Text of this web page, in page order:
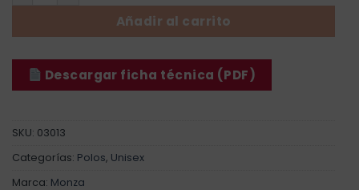
Añadir al carrito
Descargar ficha técnica (PDF)
SKU: 03013
Categorías: Polos, Unisex
Marca: Monza